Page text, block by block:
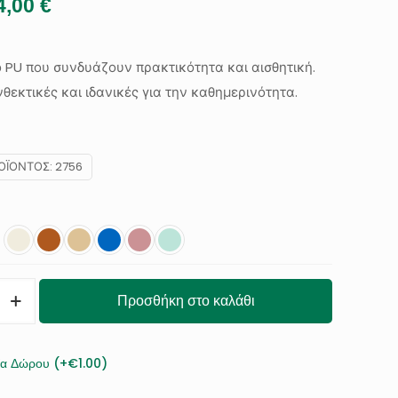
€.
€
είναι:
24,00 €.
που συνδυάζουν πρακτικότητα και αισθητική.
και ιδανικές για την καθημερινότητα.
2756
Προσθήκη στο καλάθι
Δώρου (+€1.00)